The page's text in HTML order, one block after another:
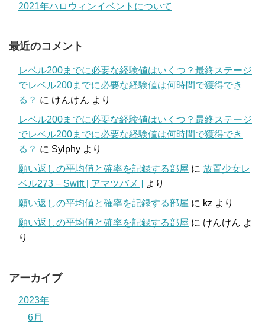
2021年ハロウィンイベントについて
最近のコメント
レベル200までに必要な経験値はいくつ？最終ステージ
でレベル200までに必要な経験値は何時間で獲得でき
る？ に けんけん より
レベル200までに必要な経験値はいくつ？最終ステージ
でレベル200までに必要な経験値は何時間で獲得でき
る？ に Sylphy より
願い返しの平均値と確率を記録する部屋 に 放置少女レ
ベル273 – Swift [ アマツバメ ] より
願い返しの平均値と確率を記録する部屋 に kz より
願い返しの平均値と確率を記録する部屋 に けんけん よ
り
アーカイブ
2023年
6月